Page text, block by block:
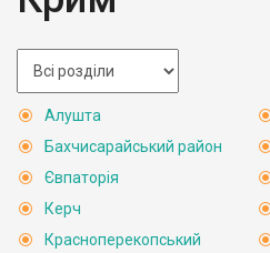
Алушта
Бахчисарайський район
Євпаторія
Керч
Красноперекопський